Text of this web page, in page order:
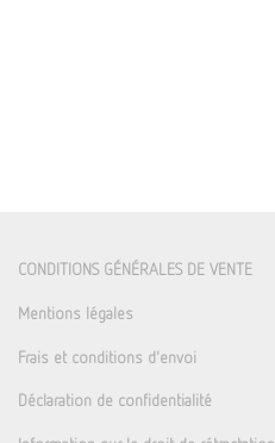
CONDITIONS GÉNÉRALES DE VENTE
Mentions légales
Frais et conditions d'envoi
Déclaration de confidentialité